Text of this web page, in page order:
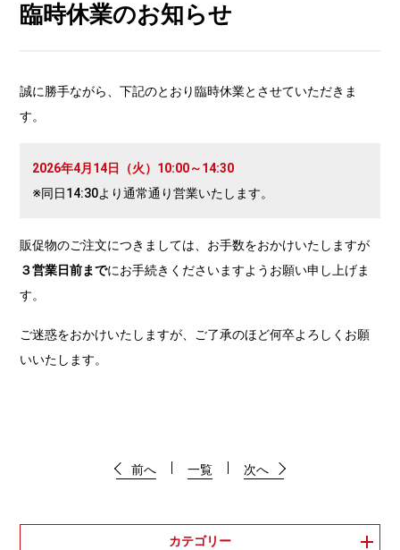
臨時休業のお知らせ
誠に勝手ながら、下記のとおり臨時休業とさせていただきま
す。
2026年4月14日（火）10:00～14:30
※同日14:30より通常通り営業いたします。
販促物のご注文につきましては、お手数をおかけいたしますが
３営業日前までにお手続きくださいますようお願い申し上げま
す。
ご迷惑をおかけいたしますが、ご了承のほど何卒よろしくお願
いいたします。
前へ 一覧 次へ
カテゴリー